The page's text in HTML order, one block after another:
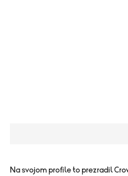
​Na svojom profile to prezradil